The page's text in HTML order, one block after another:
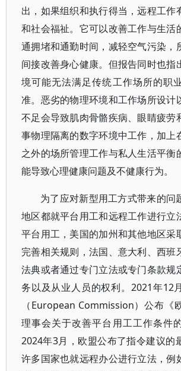
出，如果组织和执行得当，远程工作
和社会福祉。它可以改善工作与生活
通拥堵和通勤时间，减轻空气污染，
间接改善身心健康。但报告同时也指
境可能无法满足传统工作场所的职
准。恶劣的物理环境和工作场所设计
不足会导致肌肉骨骼疾病、眼睛疲劳
事物理隔离的数字环境中工作，加上
之外的场所管理工作与私人生活平衡
能导致心理健康问题及不健康行为。
为了应对新型用工方式带来的问
地区都就平台用工和远程工作进行立
平台用工，美国的加州和其他地区采
完善相关规则，法国、意大利、西班
法典或者通过专门立法或专门条款规
务以及从业人员的权利。2021年12
（European Commission）公布《
理事会关于改善平台用工工作条件
2024年3月，欧盟公布了指令建议的
许多国家也就远程办公进行立法，例